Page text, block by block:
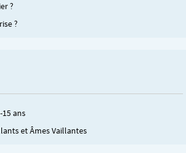
?
?
15 ans
et Âmes Vaillantes